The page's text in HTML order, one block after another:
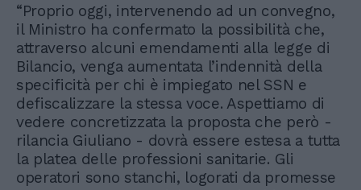
“Proprio oggi, intervenendo ad un convegno,
il Ministro ha confermato la possibilità che,
attraverso alcuni emendamenti alla legge di
Bilancio, venga aumentata l’indennità della
specificità per chi è impiegato nel SSN e
defiscalizzare la stessa voce. Aspettiamo di
vedere concretizzata la proposta che però -
rilancia Giuliano - dovrà essere estesa a tutta
la platea delle professioni sanitarie. Gli
operatori sono stanchi, logorati da promesse